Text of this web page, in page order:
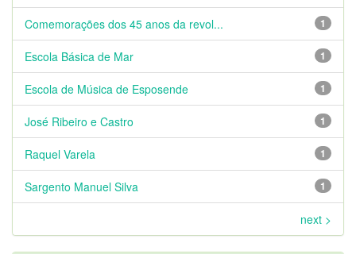
1
Comemorações dos 45 anos da revol...
1
Escola Básica de Mar
1
Escola de Música de Esposende
1
José Ribeiro e Castro
1
Raquel Varela
1
Sargento Manuel Silva
next >